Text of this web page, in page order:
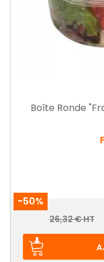
Boîte Ronde
-50%
Prix
Prix
26,32 € HT